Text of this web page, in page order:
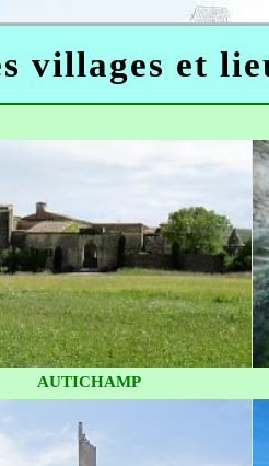
villages et
AUTICHAMP